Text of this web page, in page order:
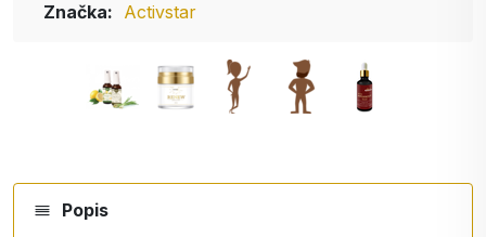
Značka: Activstar
Popis